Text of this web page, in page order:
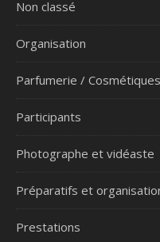
Non classé
Organisation
Parfumerie / Cosmétiques
Participants
Photographe et vidéaste
Préparatifs et
Prestations